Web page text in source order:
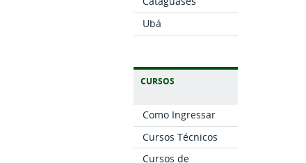
Ubá
CURSOS
Como Ingressar
Cursos Técnicos
Cursos de